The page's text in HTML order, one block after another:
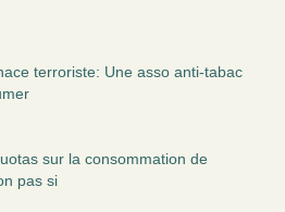
terroriste: Une asso anti-tabac
sur la consommation de
pas si